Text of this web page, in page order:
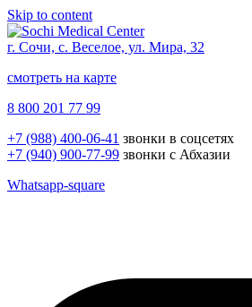
Skip to content
г. Сочи, с. Веселое, ул. Мира, 32
смотреть на карте
8 800 201 77 99
+7 (988) 400-06-41 звонки в соцсетях
+7 (940) 900-77-99 звонки с Абхазии
Whatsapp-square